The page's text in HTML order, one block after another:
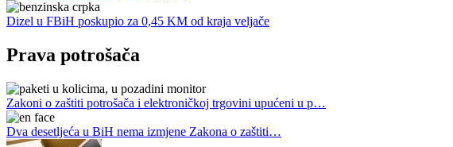
Dizel u FBiH poskupio za 0,45 KM od kraja veljače
Prava potrošača
Zakoni o zaštiti potrošača i elektroničkoj trgovini upućeni u p…
Dva desetljeća u BiH nema izmjene Zakona o zaštiti…